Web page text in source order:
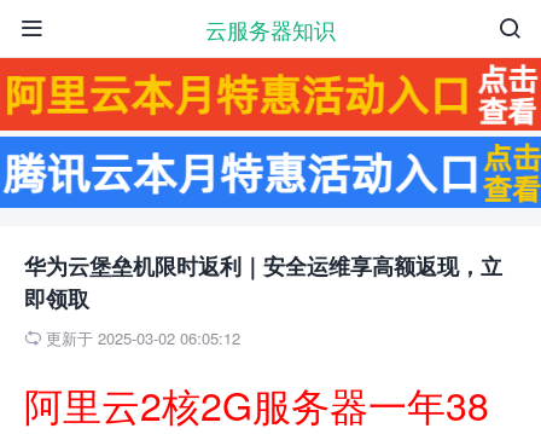
云服务器知识 

华为云堡垒机限时返利｜安全运维享高额返现，立
即领取
 更新于 2025-03-02 06:05:12
阿里云2核2G服务器一年38